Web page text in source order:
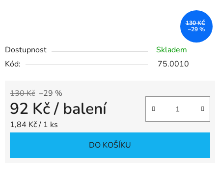
Dostupnost
Skladem
Kód:
75.0010
130 Kč –29 %
92 Kč/ balení
Měrná cena:
1,84 Kč / 1 ks
DO KOŠÍKU
130 KČ
–29 %